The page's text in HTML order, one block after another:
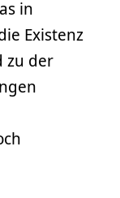
in
Existenz
zu der